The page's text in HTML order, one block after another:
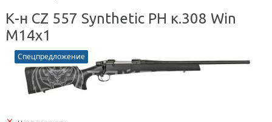
К-н CZ 557 Synthetic PH к.308 Win
M14x1
Спецпредложение